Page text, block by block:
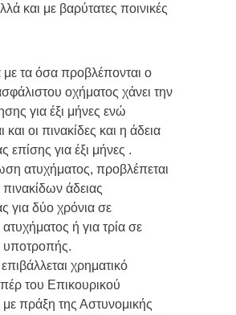
και με βαρύτατες ποινικές
τα όσα προβλέπονται ο
οχήματος χάνει την
για έξι μήνες ενώ
και οι πινακίδες και η άδεια
επίσης για έξι μήνες .
ατυχήματος, προβλέπεται
άδειας
για δύο χρόνια σε
ή για τρία σε
χρηματικό
του Επικουρικού
πράξη της Αστυνομικής